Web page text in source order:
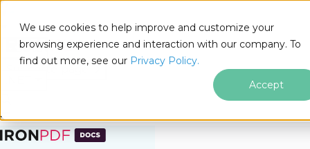
We use cookies to help improve and customize your
browsing experience and interaction with our company. To
find out more, see our Privacy Policy.
Accept
Passer au contenu du pied de page
Docs
Sur cette page